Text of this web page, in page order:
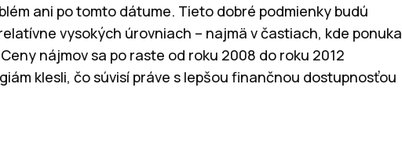
ani po tomto dátume. Tieto dobré podmienky budú
vysokých úrovniach – najmä v častiach, kde ponuka
nájmov sa po raste od roku 2008 do roku 2012
klesli, čo súvisí práve s lepšou finančnou dostupnosťou